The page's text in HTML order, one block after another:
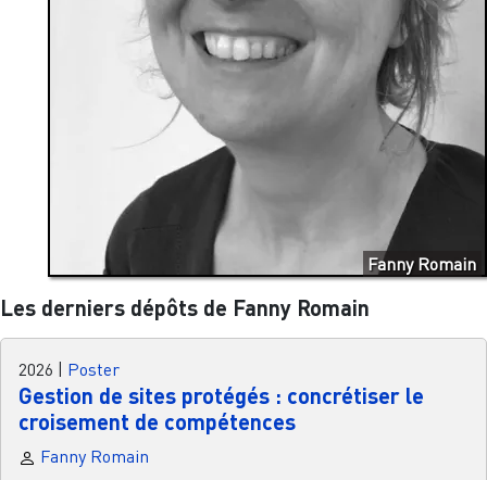
Fanny Romain
Les derniers dépôts de Fanny Romain
2026 Poster
Gestion de sites protégés : concrétiser le
croisement de compétences
Fanny Romain